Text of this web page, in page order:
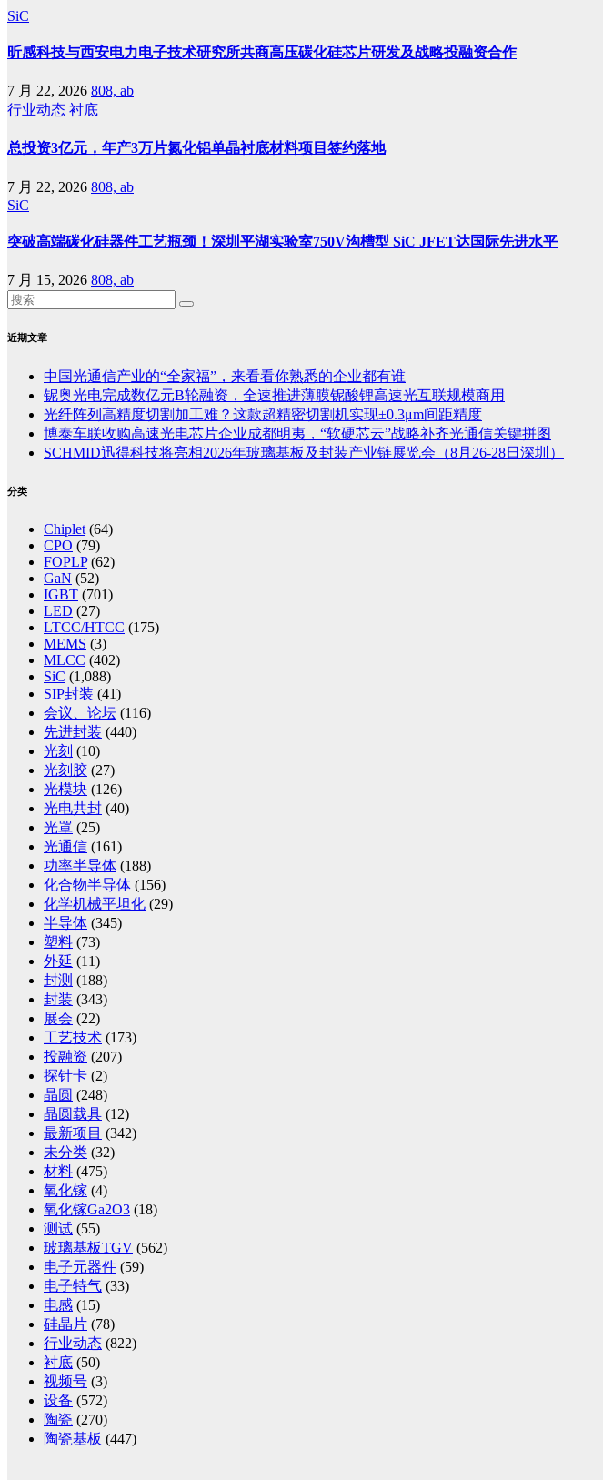
SiC
昕感科技与西安电力电子技术研究所共商高压碳化硅芯片研发及战略投融资合作
7 月 22, 2026 808, ab
行业动态 衬底
总投资3亿元，年产3万片氮化铝单晶衬底材料项目签约落地
7 月 22, 2026 808, ab
SiC
突破高端碳化硅器件工艺瓶颈！深圳平湖实验室750V沟槽型 SiC JFET达国际先进水平
7 月 15, 2026 808, ab
近期文章
中国光通信产业的“全家福”，来看看你熟悉的企业都有谁
铌奥光电完成数亿元B轮融资，全速推进薄膜铌酸锂高速光互联规模商用
光纤阵列高精度切割加工难？这款超精密切割机实现±0.3μm间距精度
博泰车联收购高速光电芯片企业成都明夷，“软硬芯云”战略补齐光通信关键拼图
SCHMID迅得科技将亮相2026年玻璃基板及封装产业链展览会（8月26-28日深圳）
分类
Chiplet (64)
CPO (79)
FOPLP(62)
GaN (52)
IGBT (701)
LED (27)
LTCC/HTCC (175)
MEMS (3)
MLCC (402)
SiC (1,088)
SIP封装 (41)
会议、论坛 (116)
先进封装 (440)
光刻 (10)
光刻胶 (27)
光模块 (126)
光电共封 (40)
光罩 (25)
光通信 (161)
功率半导体 (188)
化合物半导体 (156)
化学机械平坦化 (29)
半导体 (345)
塑料 (73)
外延 (11)
封测 (188)
封装 (343)
展会 (22)
工艺技术 (173)
投融资 (207)
探针卡 (2)
晶圆 (248)
晶圆载具 (12)
最新项目 (342)
未分类 (32)
材料 (475)
氧化镓 (4)
氧化镓Ga2O3 (18)
测试 (55)
玻璃基板TGV (562)
电子元器件 (59)
电子特气 (33)
电感 (15)
硅晶片 (78)
行业动态 (822)
衬底 (50)
视频号 (3)
设备 (572)
陶瓷 (270)
陶瓷基板 (447)